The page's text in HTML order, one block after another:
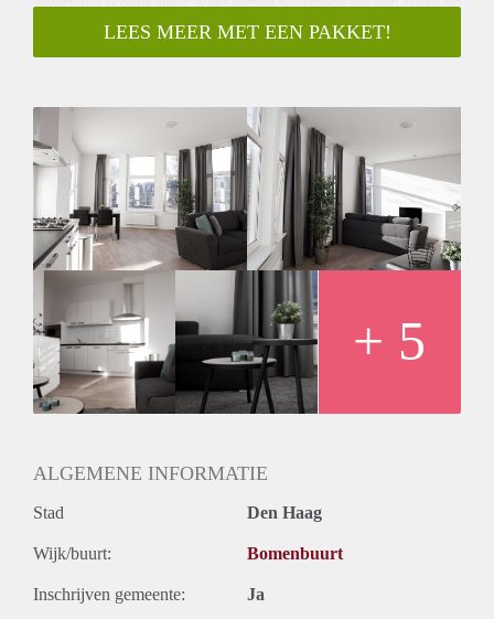
lichte woning is. De ramen zijn dubbelglas. Via de hal entree
tot de slaapkamer, badkamer met inloopdouche en wastafel
BIJZONDERHEDEN
- volledig dubbelglas
- zeer goed onderhouden pand
- volledig gemeubileerd
- 10 minuten fietsen naar zee, strand en duinen, dichtbij
diverse internationale organisaties en scholen, winkels om de
hoek op de Reinkenstraat.
EXTRA INFORMATIE
- Huurprijs € 1380,- per maand
- Voorschot g/w/e + internet € 120,- per maand
- 01 maand (brutohuurprijs) borg
LEES MEER MET EEN PAKKET!
+ 5
ALGEMENE INFORMATIE
Stad Den Haag
Wijk/buurt: Bomenbuurt
Inschrijven gemeente: Ja